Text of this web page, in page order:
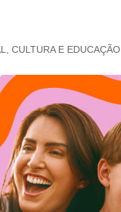
CULTURA E EDUCAÇÃO